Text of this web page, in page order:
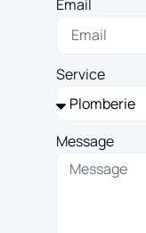
Email
Service
Message